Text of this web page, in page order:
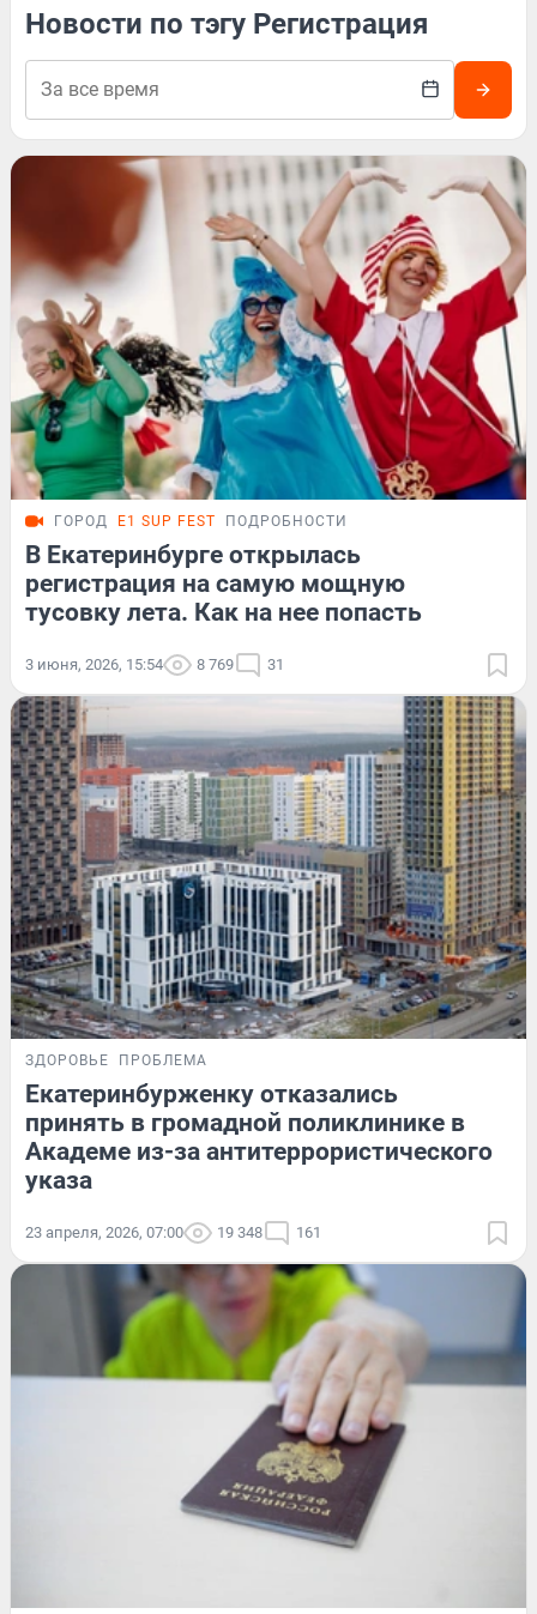
Новости по тэгу Регистрация
ГОРОД E1 SUP FEST ПОДРОБНОСТИ
В Екатеринбурге открылась
регистрация на самую мощную
тусовку лета. Как на нее попасть
3 июня, 2026, 15:54 8 769 31
ЗДОРОВЬЕ ПРОБЛЕМА
Екатеринбурженку отказались
принять в громадной поликлинике в
Академе из-за антитеррористического
указа
23 апреля, 2026, 07:00 19 348 161